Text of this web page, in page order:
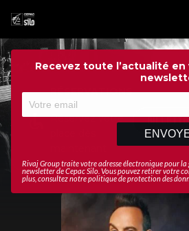
Recevez toute l’actualité
Rivaj Group traite votre adresse électronique pour
newsletter deCepac Silo . Vous pouvez retirer votre
plus, consultez notrepolitique de protection des
RÉSERVATIONS
PMR
Réservez votre